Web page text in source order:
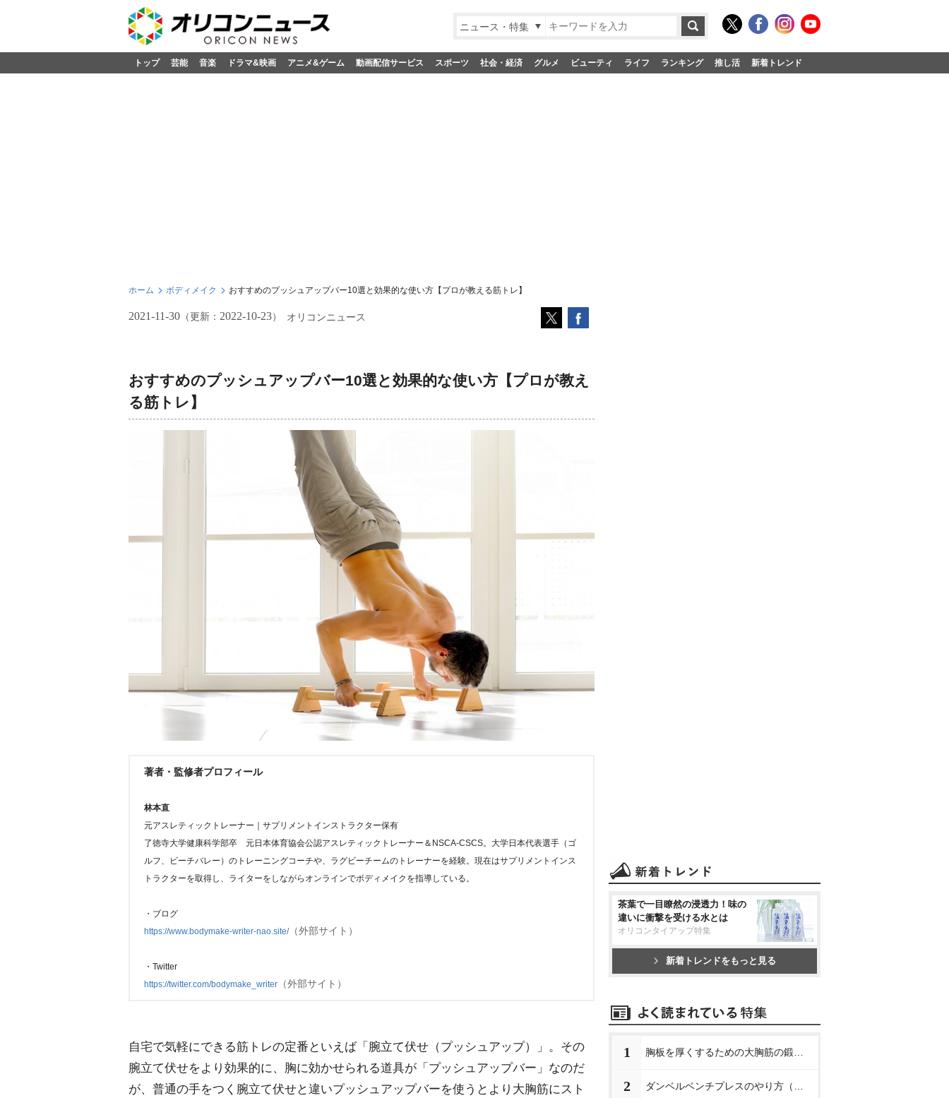
ニュース・特集
トップ 芸能 音楽 ドラマ&映画 アニメ&ゲーム 動画配信サービス スポーツ 社会・経済 グルメ ビューティ ライフ ランキング 推し活 新着トレンド
ホーム ボディメイク おすすめのプッシュアップバー10選と効果的な使い方【プロが教える筋トレ】
2021-11-30 （更新： 2022-10-23） オリコンニュース
おすすめのプッシュアップバー10選と効果的な使い方【プロが教え
る筋トレ】
著者・監修者プロフィール
林本直
元アスレティックトレーナー｜サプリメントインストラクター保有
了徳寺大学健康科学部卒 元日本体育協会公認アスレティックトレーナー＆NSCA-CSCS。大学日本代表選手（ゴ
ルフ、ビーチバレー）のトレーニングコーチや、ラグビーチームのトレーナーを経験。現在はサプリメントインス
トラクターを取得し、ライターをしながらオンラインでボディメイクを指導している。
・ブログ
https://www.bodymake-writer-nao.site/（外部サイト）
・Twitter
https://twitter.com/bodymake_writer （外部サイト）
自宅で気軽にできる筋トレの定番といえば「腕立て伏せ（プッシュアップ）」。その
腕立て伏せをより効果的に、胸に効かせられる道具が「プッシュアップバー」なのだ
が、普通の手をつく腕立て伏せと違いプッシュアップバーを使うとより大胸筋にスト
茶葉で一目瞭然の浸透力！味の
違いに衝撃を受ける水とは
オリコンタイアップ特集
新着トレンドをもっと見る
1
2